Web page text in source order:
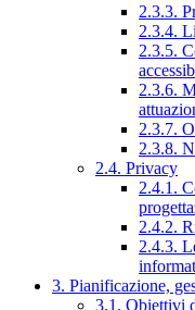
2.3.3.
2.3.4.
2.3.5.
2.3.6.
2.3.7.
2.3.8.
2.4. Privacy
2.4.1.
2.4.2.
2.4.3.
3. Pianificazione,
3.1. Obiettivi